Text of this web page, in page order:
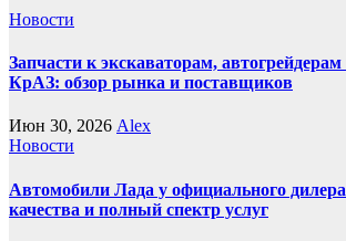
Новости
Запчасти к экскаваторам,
КрАЗ: обзор рынка и поставщиков
Июн 30, 2026 Alex
Новости
Автомобили Лада у официального
качества и полный спектр услуг